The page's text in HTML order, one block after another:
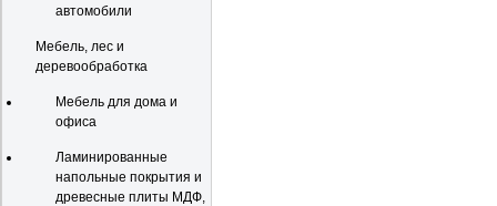
автомобили
Мебель, лес и
деревообработка
Мебель для дома и
офиса
Ламинированные
напольные покрытия и
древесные плиты МДФ,